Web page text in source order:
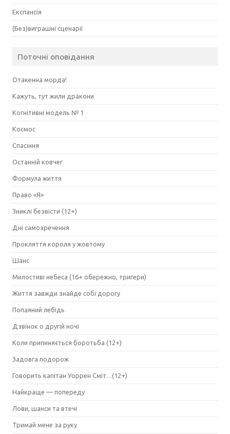
Експансія
(Без)виграшні сценарії
Поточні оповідання
Отакенна морда!
Кажуть, тут жили дракони
Когнітивні модель № 1
Космос
Спасіння
Останній ковчег
Формула життя
Право «Я»
Зниклі безвісти (12+)
Дні самозречення
Прокляття короля у жовтому
Шанс
Милостиві небеса (16+ обережно, тригери)
Життя завжди знайде собі дорогу
Попаяний лебідь
Дзвінок о другій ночі
Коли припиняється боротьба (12+)
Задовга подорож
Говорить капітан Уоррен Сміт…(12+)
Найкраще — попереду
Лови, шанси та втечі
Тримай мене за руку